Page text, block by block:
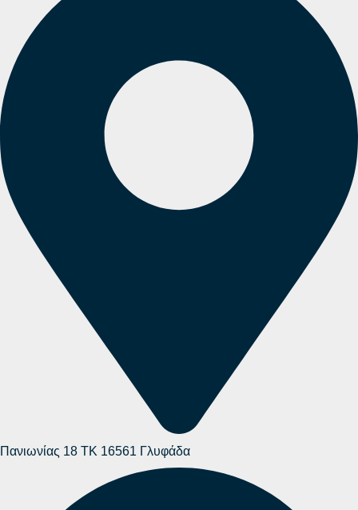
Πανιωνίας 18 ΤΚ 16561 Γλυφάδα